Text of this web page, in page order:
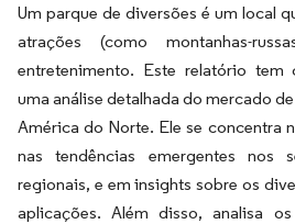
Um parque de diversões é um local
atrações (como montanhas-
entretenimento. Este relatório
uma análise detalhada do mercado
América do Norte. Ele se concentra
nas tendências emergentes nos
regionais, e em insights sobre os
aplicações. Além disso, analisa